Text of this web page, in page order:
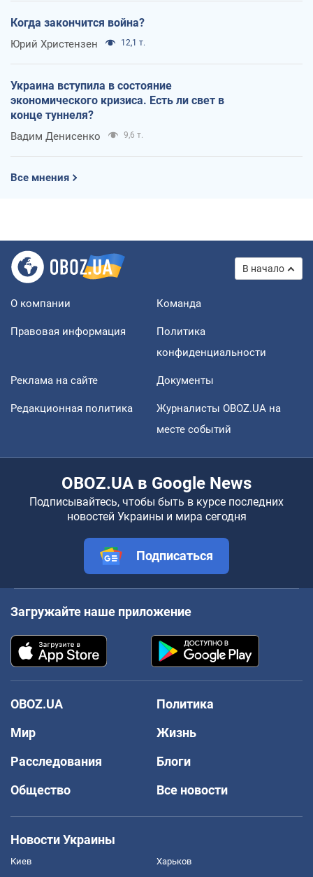
Когда закончится война?
Юрий Христензен 12,1 т.
Украина вступила в состояние
экономического кризиса. Есть ли свет в
конце туннеля?
Вадим Денисенко 9,6 т.
Все мнения
В начало
О компании Команда
Правовая информация
Политика
конфиденциальности
Реклама на сайте Документы
Редакционная политика
Журналисты OBOZ.UA на
месте событий
OBOZ.UA в Google News
Подписывайтесь, чтобы быть в курсе последних
новостей Украины и мира сегодня
Подписаться
Загружайте наше приложение
OBOZ.UA
Политика
Мир
Жизнь
Расследования
Блоги
Общество
Все новости
Новости Украины
Киев Харьков